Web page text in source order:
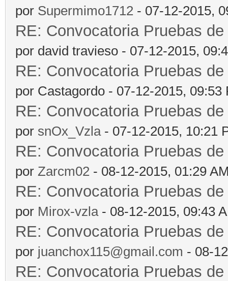
por Supermimo1712 - 07-12-2015,
RE: Convocatoria Pruebas
por david travieso - 07-12-2015,
RE: Convocatoria Pruebas
por Castagordo - 07-12-2015, 09:53
RE: Convocatoria Pruebas
por snOx_Vzla- 07-12-2015, 10:21
RE: Convocatoria Pruebas
por Zarcm02 - 08-12-2015, 01:29
RE: Convocatoria Pruebas
por Mirox-vzla- 08-12-2015, 09:43
RE: Convocatoria Pruebas
por juanchox115@gmail.com - 08-
RE: Convocatoria Pruebas